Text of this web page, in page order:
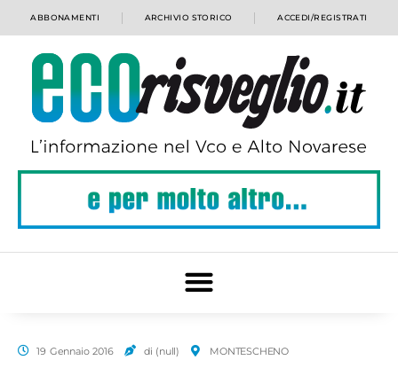
ABBONAMENTI ARCHIVIO STORICO ACCEDI/REGISTRATI
19 Gennaio 2016 di (null) MONTESCHENO